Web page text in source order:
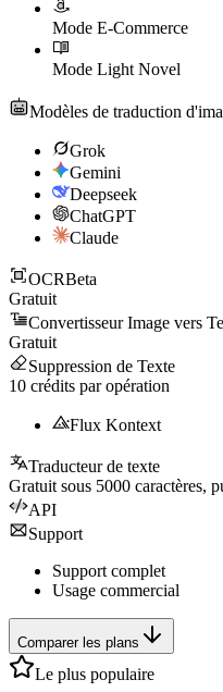
Mode E-Commerce
Mode Light Novel
Modèles de traduction
Grok
Gemini
Deepseek
ChatGPT
Claude
OCRBeta
Gratuit
Convertisseur Image vers
Gratuit
Suppression de Texte
10 crédits par opération
Flux Kontext
Traducteur de texte
Gratuit sous 5000 caractères,
API
Support
Support complet
Usage commercial
Comparer les plans
Le plus populaire